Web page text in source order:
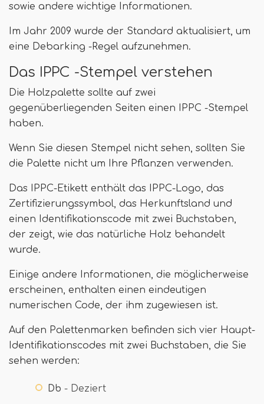
sowie andere wichtige Informationen.
Im Jahr 2009 wurde der Standard aktualisiert, um
eine Debarking -Regel aufzunehmen.
Das IPPC -Stempel verstehen
Die Holzpalette sollte auf zwei
gegenüberliegenden Seiten einen IPPC -Stempel
haben.
Wenn Sie diesen Stempel nicht sehen, sollten Sie
die Palette nicht um Ihre Pflanzen verwenden.
Das IPPC-Etikett enthält das IPPC-Logo, das
Zertifizierungssymbol, das Herkunftsland und
einen Identifikationscode mit zwei Buchstaben,
der zeigt, wie das natürliche Holz behandelt
wurde.
Einige andere Informationen, die möglicherweise
erscheinen, enthalten einen eindeutigen
numerischen Code, der ihm zugewiesen ist.
Auf den Palettenmarken befinden sich vier Haupt-
Identifikationscodes mit zwei Buchstaben, die Sie
sehen werden:
Db - Deziert